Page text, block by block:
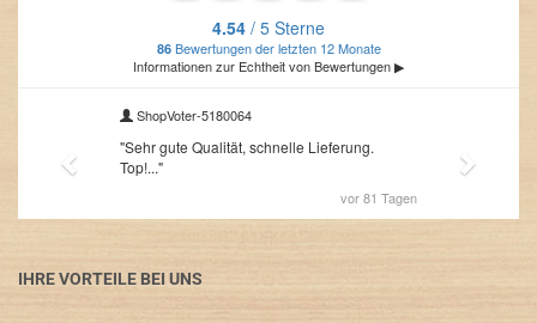
IHRE VORTEILE BEI UNS